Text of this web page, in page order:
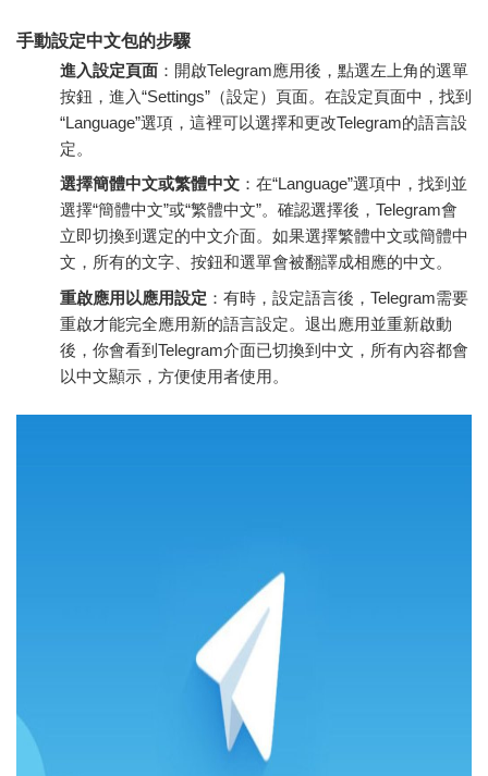
手動設定中文包的步驟
進入設定頁面 ：開啟Telegram應用後，點選左上角的選單
按鈕，進入“Settings”（設定）頁面。在設定頁面中，找到
“Language”選項，這裡可以選擇和更改Telegram的語言設
定。
選擇簡體中文或繁體中文 ：在“Language”選項中，找到並
選擇“簡體中文”或“繁體中文”。確認選擇後，Telegram會
立即切換到選定的中文介面。如果選擇繁體中文或簡體中
文，所有的文字、按鈕和選單會被翻譯成相應的中文。
重啟應用以應用設定 ：有時，設定語言後，Telegram需要
重啟才能完全應用新的語言設定。退出應用並重新啟動
後，你會看到Telegram介面已切換到中文，所有內容都會
以中文顯示，方便使用者使用。